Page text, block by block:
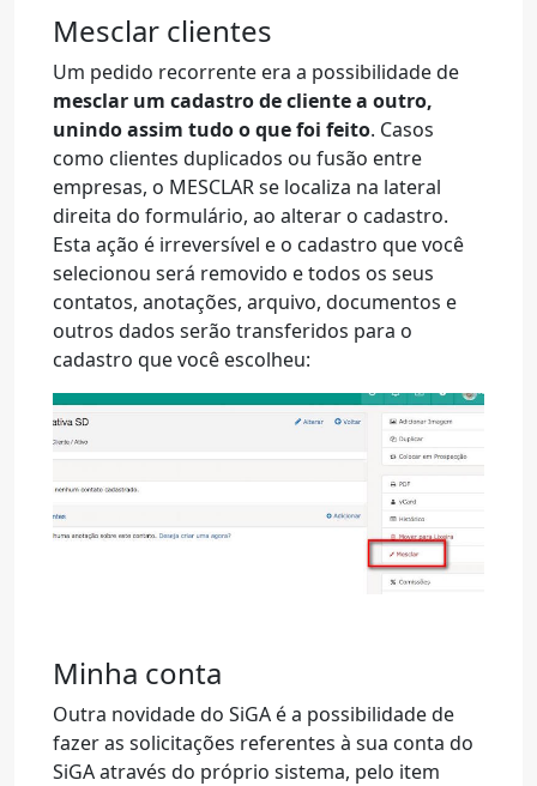
Mesclar clientes
Um pedido recorrente era a possibilidade de
mesclar um cadastro de cliente a outro,
unindo assim tudo o que foi feito. Casos
como clientes duplicados ou fusão entre
empresas, o MESCLAR se localiza na lateral
direita do formulário, ao alterar o cadastro.
Esta ação é irreversível e o cadastro que você
selecionou será removido e todos os seus
contatos, anotações, arquivo, documentos e
outros dados serão transferidos para o
cadastro que você escolheu:
Minha conta
Outra novidade do SiGA é a possibilidade de
fazer as solicitações referentes à sua conta do
SiGA através do próprio sistema, pelo item